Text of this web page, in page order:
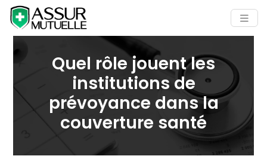
Quel rôle jouent les
institutions de
prévoyance dans la
couverture santé